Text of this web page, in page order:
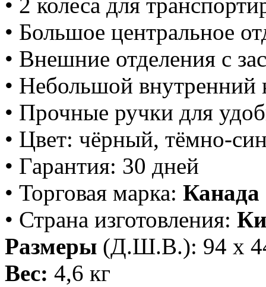
• 2 колеса для
• Большое центральное
• Внешние отделения с
• Небольшой внутренний
• Прочные ручки для
• Цвет: чёрный, тёмно-
• Гарантия: 30 дней
• Торговая марка: Канада
• Страна изготовления:
Размеры (Д.Ш.В.): 94 х
Вес: 4,6 кг